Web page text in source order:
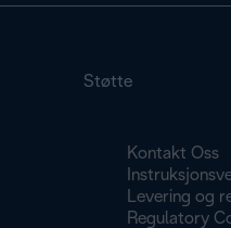
Støtte
Kontakt Oss
Levering og
Regulatory